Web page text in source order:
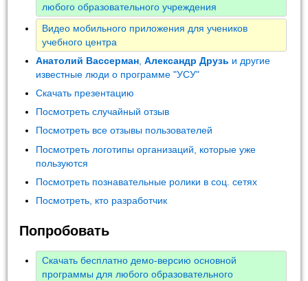
любого образовательного учреждения
Видео мобильного приложения для учеников
учебного центра
Анатолий Вассерман ,Александр Друзь и другие
известные люди о программе "УСУ"
Скачать презентацию
Посмотреть случайный отзыв
Посмотреть все отзывы пользователей
Посмотреть логотипы организаций, которые уже
пользуются
Посмотреть познавательные ролики в соц. сетях
Посмотреть, кто разработчик
Попробовать
Скачать бесплатно демо-версию основной
программы для любого образовательного